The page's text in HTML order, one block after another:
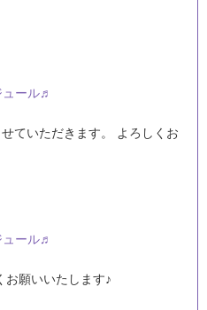
ュール♬
ていただきます。 よろしくお
ュール♬
お願いいたします♪